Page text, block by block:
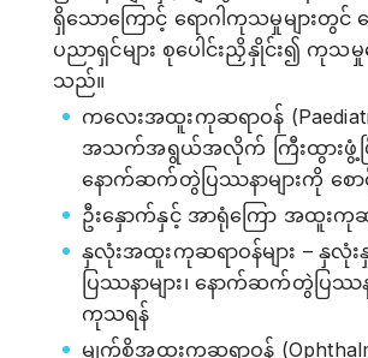
ရှိသောကြောင့် ရောဂါကုသမှုများတွင်
ပညာရှင်များ စုပေါင်းညှိနှိုင်း၍ ကုသ
သည်။
ကလေးအထူးကုဆရာဝန်
အသက်အရွယ်အလိုက် ကြီးထွားဖွံ့ဖ
နောက်ဆက်တွဲပြဿနာများကို စေ
ဦးနှောက်နှင့် အာရုံကြော အထူးကုဆ
နှလုံးအထူးကုဆရာဝန်များ – နှ
ပြဿနာများ၊ နောက်ဆက်တွဲပြဿ
ကုသရန်
မျက်စိအထူးကုဆရာဝန်